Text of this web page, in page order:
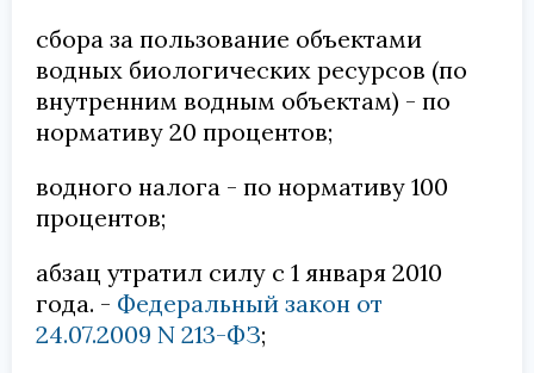
сбора за пользование объектами
водных биологических ресурсов (по
внутренним водным объектам) - по
нормативу 20 процентов;
водного налога - по нормативу 100
процентов;
абзац утратил силу с 1 января 2010
года. - Федеральный закон от
24.07.2009 N 213-ФЗ;